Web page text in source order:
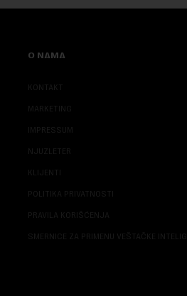
O NAMA
KONTAKT
MARKETING
IMPRESSUM
NJUZLETER
KLIJENTI
POLITIKA PRIVATNOSTI
PRAVILA KORIŠĆENJA
SMERNICE ZA PRIMENU VEŠTAČKE